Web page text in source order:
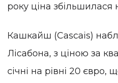
року ціна збільшилася
Кашкайш (Cascais)
Лісабона, з ціною за
січні на рівні 20 євро,